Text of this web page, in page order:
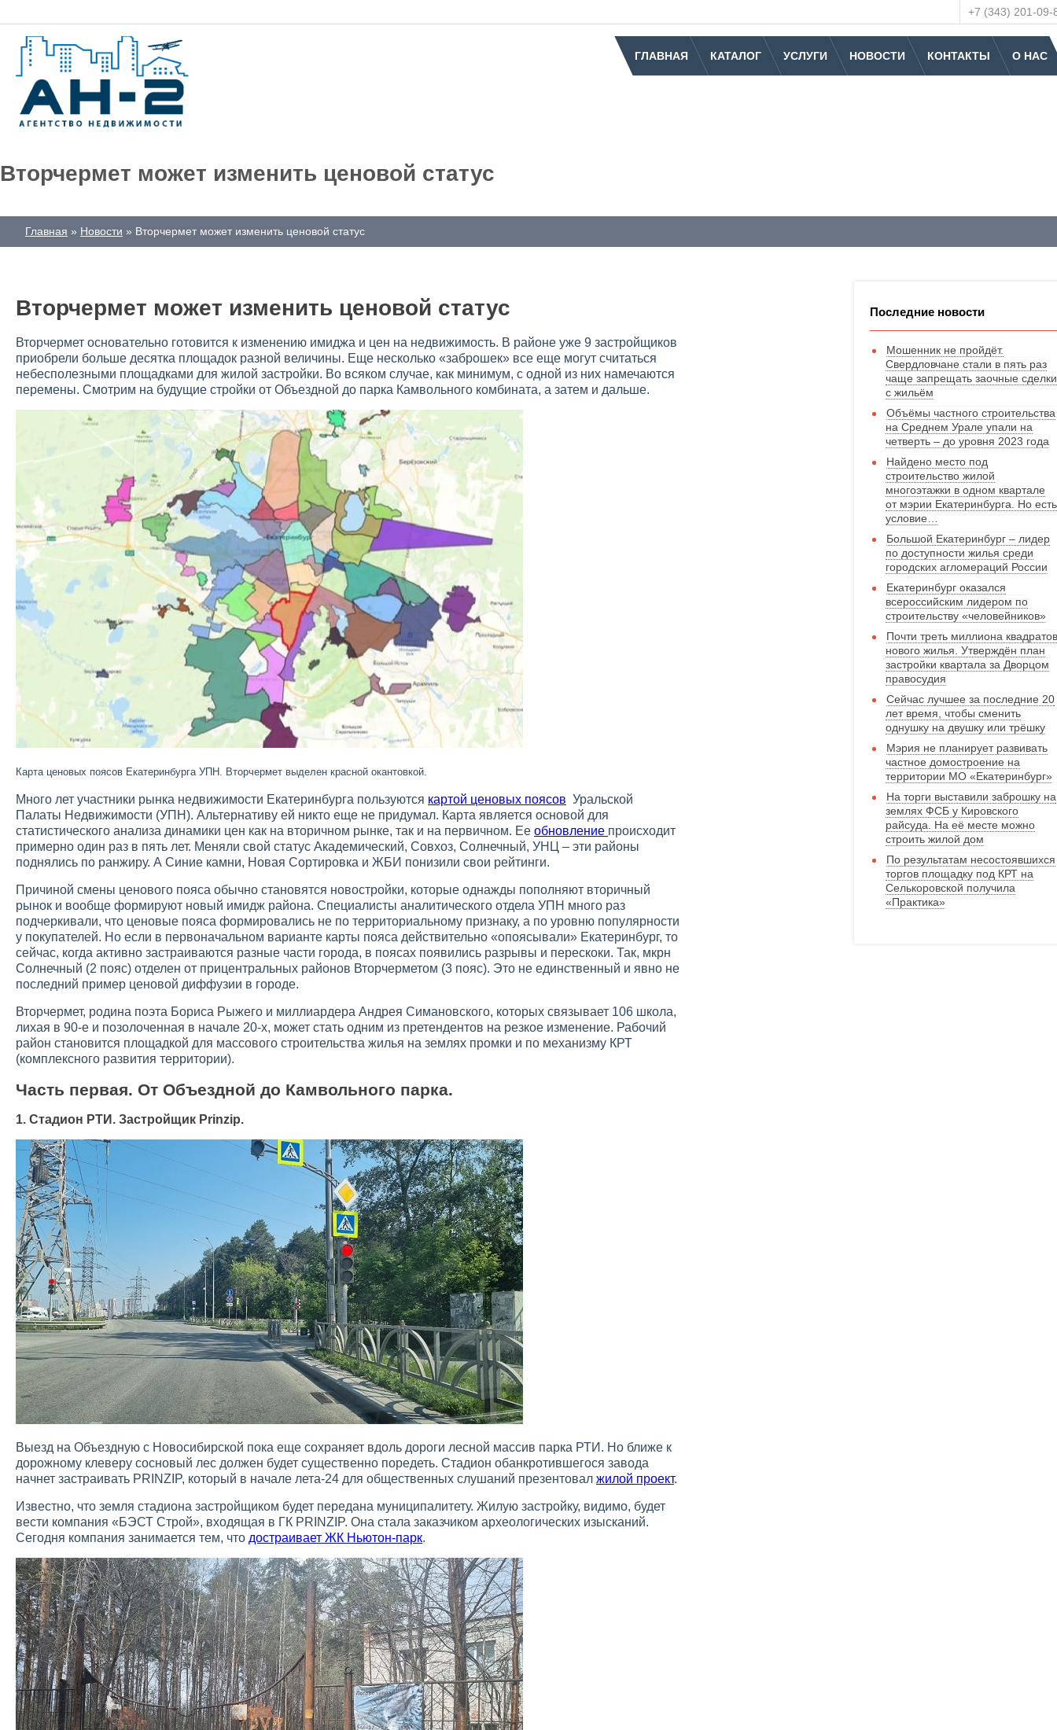
+7 (343) 201-09-
ГЛАВНАЯ КАТАЛОГ УСЛУГИ НОВОСТИ КОНТАКТЫ О НАС
Вторчермет может изменить ценовой статус
Главная Новости Вторчермет может изменить ценовой статус
Вторчермет может изменить ценовой статус
Вторчермет основательно готовится к изменению имиджа и цен на недвижимость. В районе уже 9 застройщиков
приобрели больше десятка площадок разной величины. Еще несколько «заброшек» все еще могут считаться
небесполезными площадками для жилой застройки. Во всяком случае, как минимум, с одной из них намечаются
перемены. Смотрим на будущие стройки от Объездной до парка Камвольного комбината, а затем и дальше.
Карта ценовых поясов Екатеринбурга УПН. Вторчермет выделен красной окантовкой.
Много лет участники рынка недвижимости Екатеринбурга пользуются картой ценовых поясов Уральской
Палаты Недвижимости (УПН). Альтернативу ей никто еще не придумал. Карта является основой для
статистического анализа динамики цен как на вторичном рынке, так и на первичном. Ее обновление происходит
примерно один раз в пять лет. Меняли свой статус Академический, Совхоз, Солнечный, УНЦ – эти районы
поднялись по ранжиру. А Синие камни, Новая Сортировка и ЖБИ понизили свои рейтинги.
Причиной смены ценового пояса обычно становятся новостройки, которые однажды пополняют вторичный
рынок и вообще формируют новый имидж района. Специалисты аналитического отдела УПН много раз
подчеркивали, что ценовые пояса формировались не по территориальному признаку, а по уровню популярности
у покупателей. Но если в первоначальном варианте карты пояса действительно «опоясывали» Екатеринбург, то
сейчас, когда активно застраиваются разные части города, в поясах появились разрывы и перескоки. Так, мкрн
Солнечный (2 пояс) отделен от прицентральных районов Вторчерметом (3 пояс). Это не единственный и явно не
последний пример ценовой диффузии в городе.
Вторчермет, родина поэта Бориса Рыжего и миллиардера Андрея Симановского, которых связывает 106 школа,
лихая в 90-е и позолоченная в начале 20-х, может стать одним из претендентов на резкое изменение. Рабочий
район становится площадкой для массового строительства жилья на землях промки и по механизму КРТ
(комплексного развития территории).
Часть первая. От Объездной до Камвольного парка.
1. Стадион РТИ. Застройщик Prinzip.
Выезд на Объездную с Новосибирской пока еще сохраняет вдоль дороги лесной массив парка РТИ. Но ближе к
дорожному клеверу сосновый лес должен будет существенно поредеть. Стадион обанкротившегося завода
начнет застраивать PRINZIP, который в начале лета-24 для общественных слушаний презентовал жилой проект.
Известно, что земля стадиона застройщиком будет передана муниципалитету. Жилую застройку, видимо, будет
вести компания «БЭСТ Строй», входящая в ГК PRINZIP. Она стала заказчиком археологических изысканий.
Сегодня компания занимается тем, что достраивает ЖК Ньютон-парк.
Последние новости
Мошенник не пройдёт.
Свердловчане стали в пять раз
чаще запрещать заочные сделки
с жильём
Объёмы частного строительства
на Среднем Урале упали на
четверть – до уровня 2023 года
Найдено место под
строительство жилой
многоэтажки в одном квартале
от мэрии Екатеринбурга. Но есть
условие…
Большой Екатеринбург – лидер
по доступности жилья среди
городских агломераций России
Екатеринбург оказался
всероссийским лидером по
строительству «человейников»
Почти треть миллиона квадратов
нового жилья. Утверждён план
застройки квартала за Дворцом
правосудия
Сейчас лучшее за последние 20
лет время, чтобы сменить
однушку на двушку или трёшку
Мэрия не планирует развивать
частное домостроение на
территории МО «Екатеринбург»
На торги выставили заброшку на
землях ФСБ у Кировского
райсуда. На её месте можно
строить жилой дом
По результатам несостоявшихся
торгов площадку под КРТ на
Селькоровской получила
«Практика»